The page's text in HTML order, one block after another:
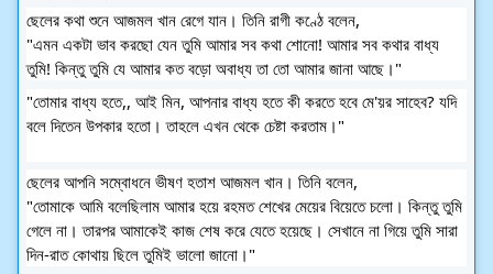
ছেলের কথা শুনে আজমল খান রেগে যান। তিনি রাগী কণ্ঠে বলেন,
"এমন একটা ভাব করছো যেন তুমি আমার সব কথা শোনো! আমার সব কথার বাধ্য
তুমি! কিন্তু তুমি যে আমার কত বড়ো অবাধ্য তা তো আমার জানা আছে।"
"তোমার বাধ্য হতে,, আই মিন, আপনার বাধ্য হতে কী করতে হবে মে'য়র সাহেব? যদি
বলে দিতেন উপকার হতো। তাহলে এখন থেকে চেষ্টা করতাম।"
ছেলের আপনি সম্বোধনে ভীষণ হতাশ আজমল খান। তিনি বলেন,
"তোমাকে আমি বলেছিলাম আমার হয়ে রহমত শেখের মেয়ের বিয়েতে চলো। কিন্তু তুমি
গেলে না। তারপর আমাকেই কাজ শেষ করে যেতে হয়েছে। সেখানে না গিয়ে তুমি সারা
দিন-রাত কোথায় ছিলে তুমিই ভালো জানো।"